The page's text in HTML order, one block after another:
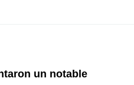
un notable